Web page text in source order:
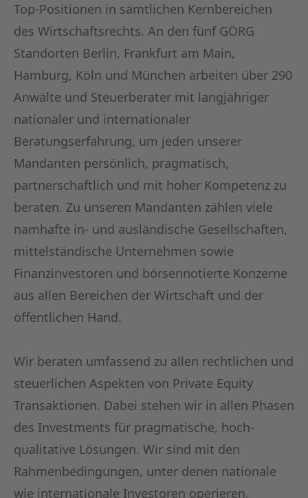
Top-Positionen in sämtlichen Kernbereichen
des Wirtschaftsrechts. An den fünf GÖRG
Standorten Berlin, Frankfurt am Main,
Hamburg, Köln und München arbeiten über 290
Anwälte und Steuerberater mit langjähriger
nationaler und internationaler
Beratungserfahrung, um jeden unserer
Mandanten persönlich, pragmatisch,
partnerschaftlich und mit hoher Kompetenz zu
beraten. Zu unseren Mandanten zählen viele
namhafte in- und ausländische Gesellschaften,
mittelständische Unternehmen sowie
Finanzinvestoren und börsennotierte Konzerne
aus allen Bereichen der Wirtschaft und der
öffentlichen Hand.
Wir beraten umfassend zu allen rechtlichen und
steuerlichen Aspekten von Private Equity
Transaktionen. Dabei stehen wir in allen Phasen
des Investments für pragmatische, hoch-
qualitative Lösungen. Wir sind mit den
Rahmenbedingungen, unter denen nationale
wie internationale Investoren operieren,